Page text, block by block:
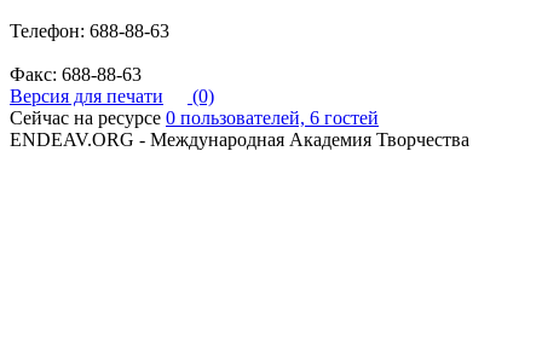
Телефон: 688-88-63
Факс: 688-88-63
Версия для печати
(0)
Сейчас на ресурсе 0 пользователей, 6 гостей
ENDEAV.ORG - Международная Академия Творчества